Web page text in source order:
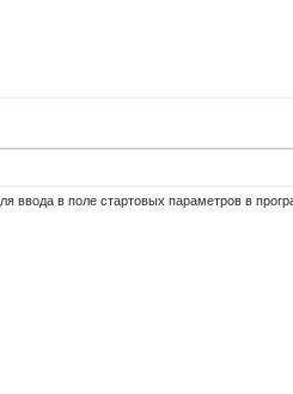
ввода в поле стартовых параметров в